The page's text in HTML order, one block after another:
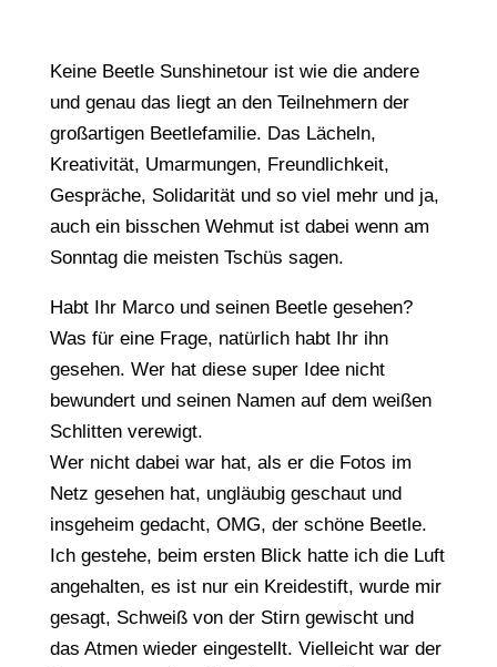
Keine Beetle Sunshinetour ist wie die andere
und genau das liegt an den Teilnehmern der
großartigen Beetlefamilie. Das Lächeln,
Kreativität, Umarmungen, Freundlichkeit,
Gespräche, Solidarität und so viel mehr und ja,
auch ein bisschen Wehmut ist dabei wenn am
Sonntag die meisten Tschüs sagen.
Habt Ihr Marco und seinen Beetle gesehen?
Was für eine Frage, natürlich habt Ihr ihn
gesehen. Wer hat diese super Idee nicht
bewundert und seinen Namen auf dem weißen
Schlitten verewigt.
Wer nicht dabei war hat, als er die Fotos im
Netz gesehen hat, ungläubig geschaut und
insgeheim gedacht, OMG, der schöne Beetle.
Ich gestehe, beim ersten Blick hatte ich die Luft
angehalten, es ist nur ein Kreidestift, wurde mir
gesagt, Schweiß von der Stirn gewischt und
das Atmen wieder eingestellt. Vielleicht war der